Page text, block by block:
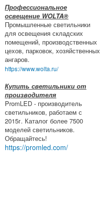
Профессиональное
освещение WOLTA®
Промышленные светильники
для освещения складских
помещений, производственных
цехов, парковок, хозяйственных
ангаров.
https://www.wolta.ru/
Купить светильники от
производителя
PromLED - производитель
светильников, работаем с
2015г. Каталог более 7500
моделей светильников.
Обращайтесь!
https://promled.com/